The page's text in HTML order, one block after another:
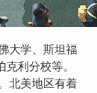
大学、斯坦福
利分校等。
北美地区有着